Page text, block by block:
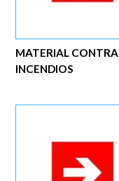
MATERIAL CONTRA
INCENDIOS